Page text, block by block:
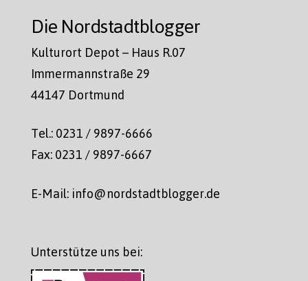
Die Nordstadtblogger
Kulturort Depot – Haus R.07
Immermannstraße 29
44147 Dortmund
Tel.: 0231 / 9897-6666
Fax: 0231 / 9897-6667
E-Mail: info@nordstadtblogger.de
Unterstütze uns bei: